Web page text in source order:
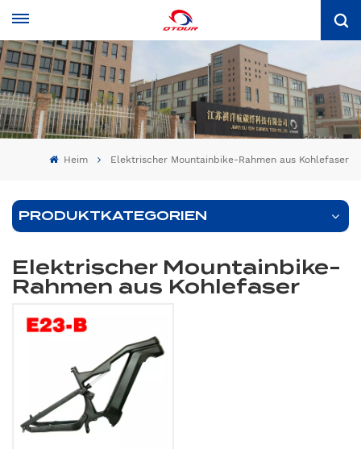
Heim Elektrischer Mountainbike-Rahmen aus Kohlefaser
PRODUKTKATEGORIEN
Elektrischer Mountainbike-
Rahmen aus Kohlefaser